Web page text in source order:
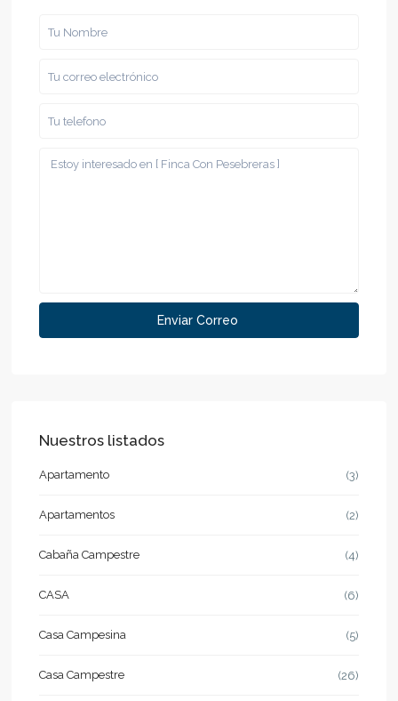
Nuestros listados
Apartamento (3)
Apartamentos (2)
Cabaña Campestre (4)
CASA (6)
Casa Campesina (5)
Casa Campestre (26)